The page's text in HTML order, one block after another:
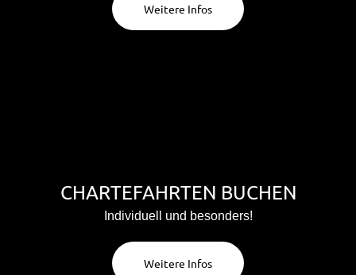
Weitere Infos
CHARTEFAHRTEN BUCHEN
Individuell und besonders!
Weitere Infos